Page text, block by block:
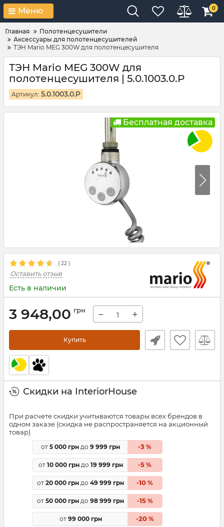
Меню 0
Главная
Полотенцесушители
Аксессуары для полотенцесушителей
ТЭН Mario MEG 300W для полотенцесушителя
ТЭН Mario MEG 300W для
полотенцесушителя | 5.0.1003.0.P
Артикул: 5.0.1003.0.P
Бесплатная доставка
( 22 )
Оставить отзыв
Есть в наличии
3 948,00 грн − +
Купить
Скидки на InteriorHouse
При расчете скидки учитываются товары всех брендов в
одном заказе (скидка не распространяется на акционный
товар)
от 5 000 грн до 9 999 грн -3 %
от 10 000 грндо 19 999 грн -5 %
от 20 000 грн до 49 999 грн -10 %
от 50 000 грн до 98 999 грн -15%
от 99 000 грн -20%